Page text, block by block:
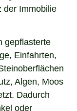
der Immobilie
gepflasterte
Einfahrten,
Algen, Moos
Dadurch
oder